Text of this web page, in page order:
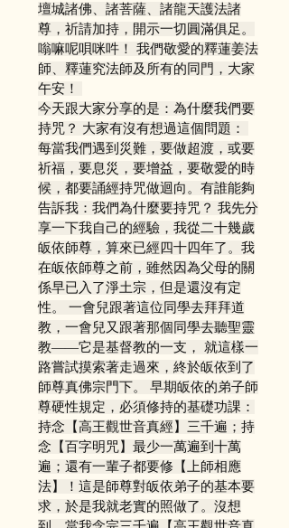
壇城諸佛、諸菩薩、諸龍天護法諸
尊，祈請加持，開示一切圓滿俱足。
嗡嘛呢唄咪吽！ 我們敬愛的釋蓮姜法
師、釋蓮究法師及所有的同門，大家
午安！
今天跟大家分享的是：為什麼我們要
持咒？ 大家有沒有想過這個問題：
每當我們遇到災難，要做超渡，或要
祈福，要息災，要增益，要敬愛的時
候，都要誦經持咒做迴向。有誰能夠
告訴我：我們為什麼要持咒？ 我先分
享一下我自己的經驗，我從二十幾歲
皈依師尊，算來已經四十四年了。我
在皈依師尊之前，雖然因為父母的關
係早已入了淨土宗，但是還沒有定
性。 一會兒跟著這位同學去拜拜道
教，一會兒又跟著那個同學去聽聖靈
教——它是基督教的一支， 就這樣一
路嘗試摸索著走過來，終於皈依到了
師尊真佛宗門下。 早期皈依的弟子師
尊硬性規定，必須修持的基礎功課：
持念【高王觀世音真經】三千遍；持
念【百字明咒】最少一萬遍到十萬
遍；還有一輩子都要修【上師相應
法】！這是師尊對皈依弟子的基本要
求，於是我就老實的照做了。沒想